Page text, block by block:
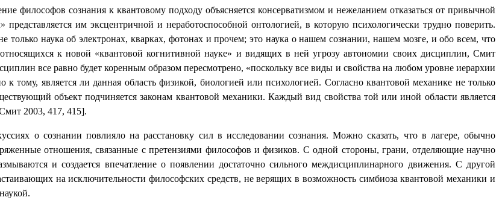
философов сознания к квантовому подходу объясняется консерватизмом и нежеланием отказаться от привычной
им эксцентричной и неработоспособной онтологией, в которую психологически трудно поверить.
только наука об электронах, кварках, фотонах и прочем; это наука о нашем сознании, нашем мозге, и обо всем, что
к новой «квантовой когнитивной науке» и видящих в ней угрозу автономии своих дисциплин, Смит
все равно будет коренным образом пересмотрено, «поскольку все виды и свойства на любом уровне иерархии
к тому, является ли данная область физикой, биологией или психологией. Согласно квантовой механике не только
объект подчиняется законам квантовой механики. Каждый вид свойства той или иной области является
2003, 417, 415].
о сознании повлияло на расстановку сил в исследовании сознания. Можно сказать, что в лагере, обычно
отношения, связанные с претензиями философов и физиков. С одной стороны, грани, отделяющие научно
и создается впечатление о появлении достаточно сильного междисциплинарного движения. С другой
на исключительности философских средств, не верящих в возможность симбиоза квантовой механики и